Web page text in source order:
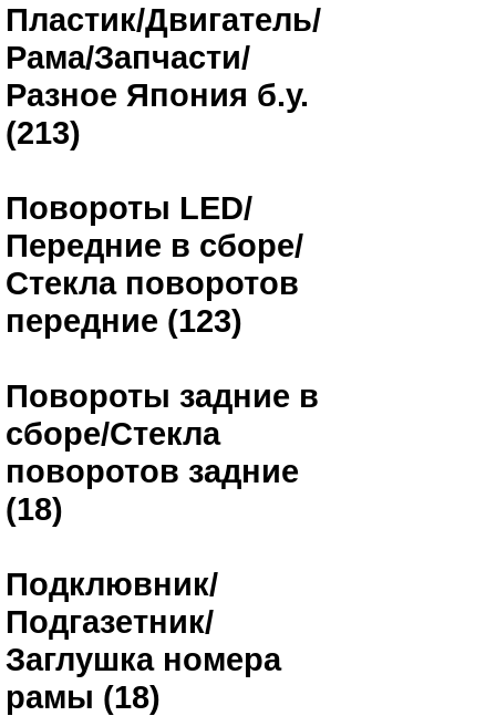
Пластик/Двигатель/
Рама/Запчасти/
Разное Япония б.у.
(213)
Повороты LED/
Передние в сборе/
Стекла поворотов
передние (123)
Повороты задние в
сборе/Стекла
поворотов задние
(18)
Подклювник/
Подгазетник/
Заглушка номера
рамы (18)